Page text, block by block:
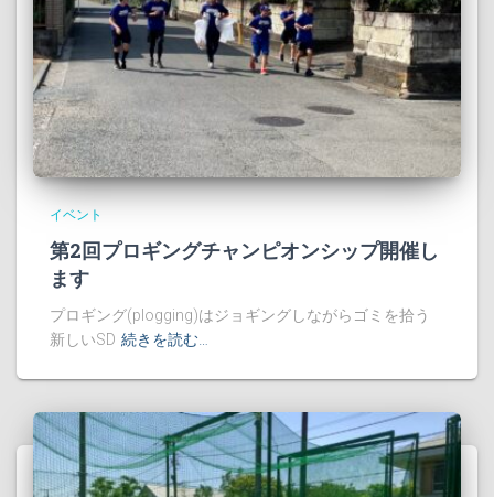
イベント
第2回プロギングチャンピオンシップ開催し
ます
プロギング(plogging)はジョギングしながらゴミを拾う
新しいSD 続きを読む…